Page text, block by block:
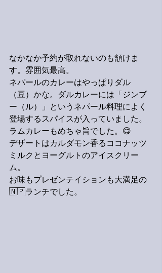
なかなか予約が取れないのも頷けま
す。雰囲気最高。
ネパールのカレーはやっぱりダル
（豆）かな。ダルカレーには「ジンブ
ー（ル）」というネパール料理によく
登場するスパイスが入っていました。
ラムカレーもめちゃ旨でした。😋
デザートはカルダモン香るココナッツ
ミルクとヨーグルトのアイスクリー
ム。
お味もプレゼンテイションも大満足の
🇳🇵ランチでした。